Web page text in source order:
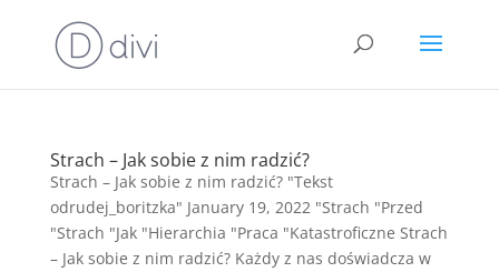
Strach – Jak sobie z nim radzić?
Strach – Jak sobie z nim radzić? "Tekst
odrudej_boritzka" January 19, 2022 "Strach "Przed
"Strach "Jak "Hierarchia "Praca "Katastroficzne Strach
– Jak sobie z nim radzić? Każdy z nas doświadcza w